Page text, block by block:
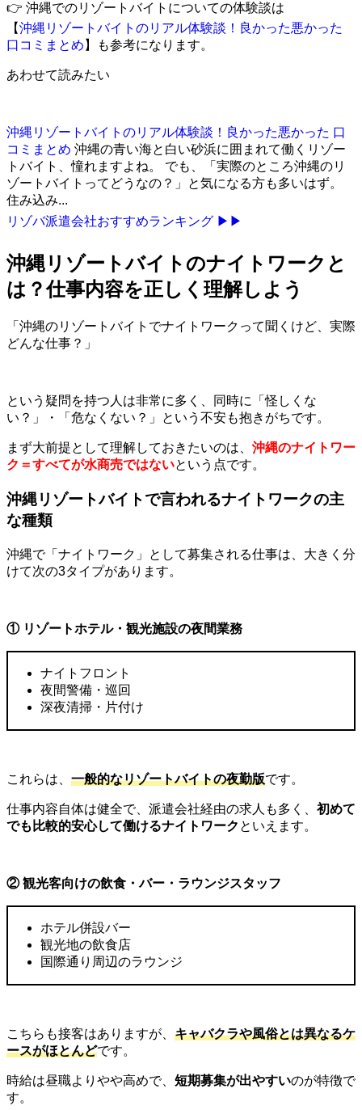
👉 沖縄でのリゾートバイトについての体験談は
【沖縄リゾートバイトのリアル体験談！良かった悪かった
口コミまとめ 】も参考になります。
あわせて読みたい
沖縄リゾートバイトのリアル体験談！良かった悪かった 口
コミまとめ 沖縄の青い海と白い砂浜に囲まれて働くリゾー
トバイト、憧れますよね。 でも、「実際のところ沖縄のリ
ゾートバイトってどうなの？」と気になる方も多いはず。
住み込み...
リゾバ派遣会社おすすめランキング ▶▶
沖縄リゾートバイトのナイトワークと
は？仕事内容を正しく理解しよう
「沖縄のリゾートバイトでナイトワークって聞くけど、実際
どんな仕事？」
という疑問を持つ人は非常に多く、同時に「怪しくな
い？」・「危なくない？」という不安も抱きがちです。
まず大前提として理解しておきたいのは、 沖縄のナイトワー
ク＝すべてが水商売ではないという点です。
沖縄リゾートバイトで言われるナイトワークの主
な種類
沖縄で「ナイトワーク」として募集される仕事は、大きく分
けて次の3タイプがあります。
① リゾートホテル・観光施設の夜間業務
ナイトフロント
夜間警備・巡回
深夜清掃・片付け
これらは、 一般的なリゾートバイトの夜勤版です。
仕事内容自体は健全で、派遣会社経由の求人も多く、 初めて
でも比較的安心して働けるナイトワーク といえます。
②観光客向けの飲食・バー・ラウンジスタッフ
ホテル併設バー
観光地の飲食店
国際通り周辺のラウンジ
こちらも接客はありますが、 キャバクラや風俗とは異なるケ
ースがほとんどです。
時給は昼職よりやや高めで、 短期募集が出やすいのが特徴で
す。